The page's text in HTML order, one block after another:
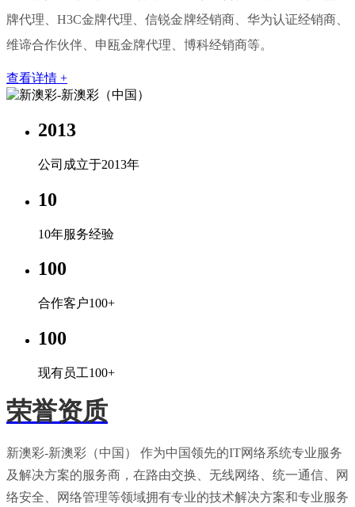
牌代理、H3C金牌代理、信锐金牌经销商、华为认证经销商、
维谛合作伙伴、申瓯金牌代理、博科经销商等。
查看详情 +
2013
公司成立于2013年
10
10年服务经验
100
合作客户100+
100
现有员工100+
荣誉资质
新澳彩-新澳彩（中国） 作为中国领先的IT网络系统专业服务
及解决方案的服务商，在路由交换、无线网络、统一通信、网
络安全、网络管理等领域拥有专业的技术解决方案和专业服务